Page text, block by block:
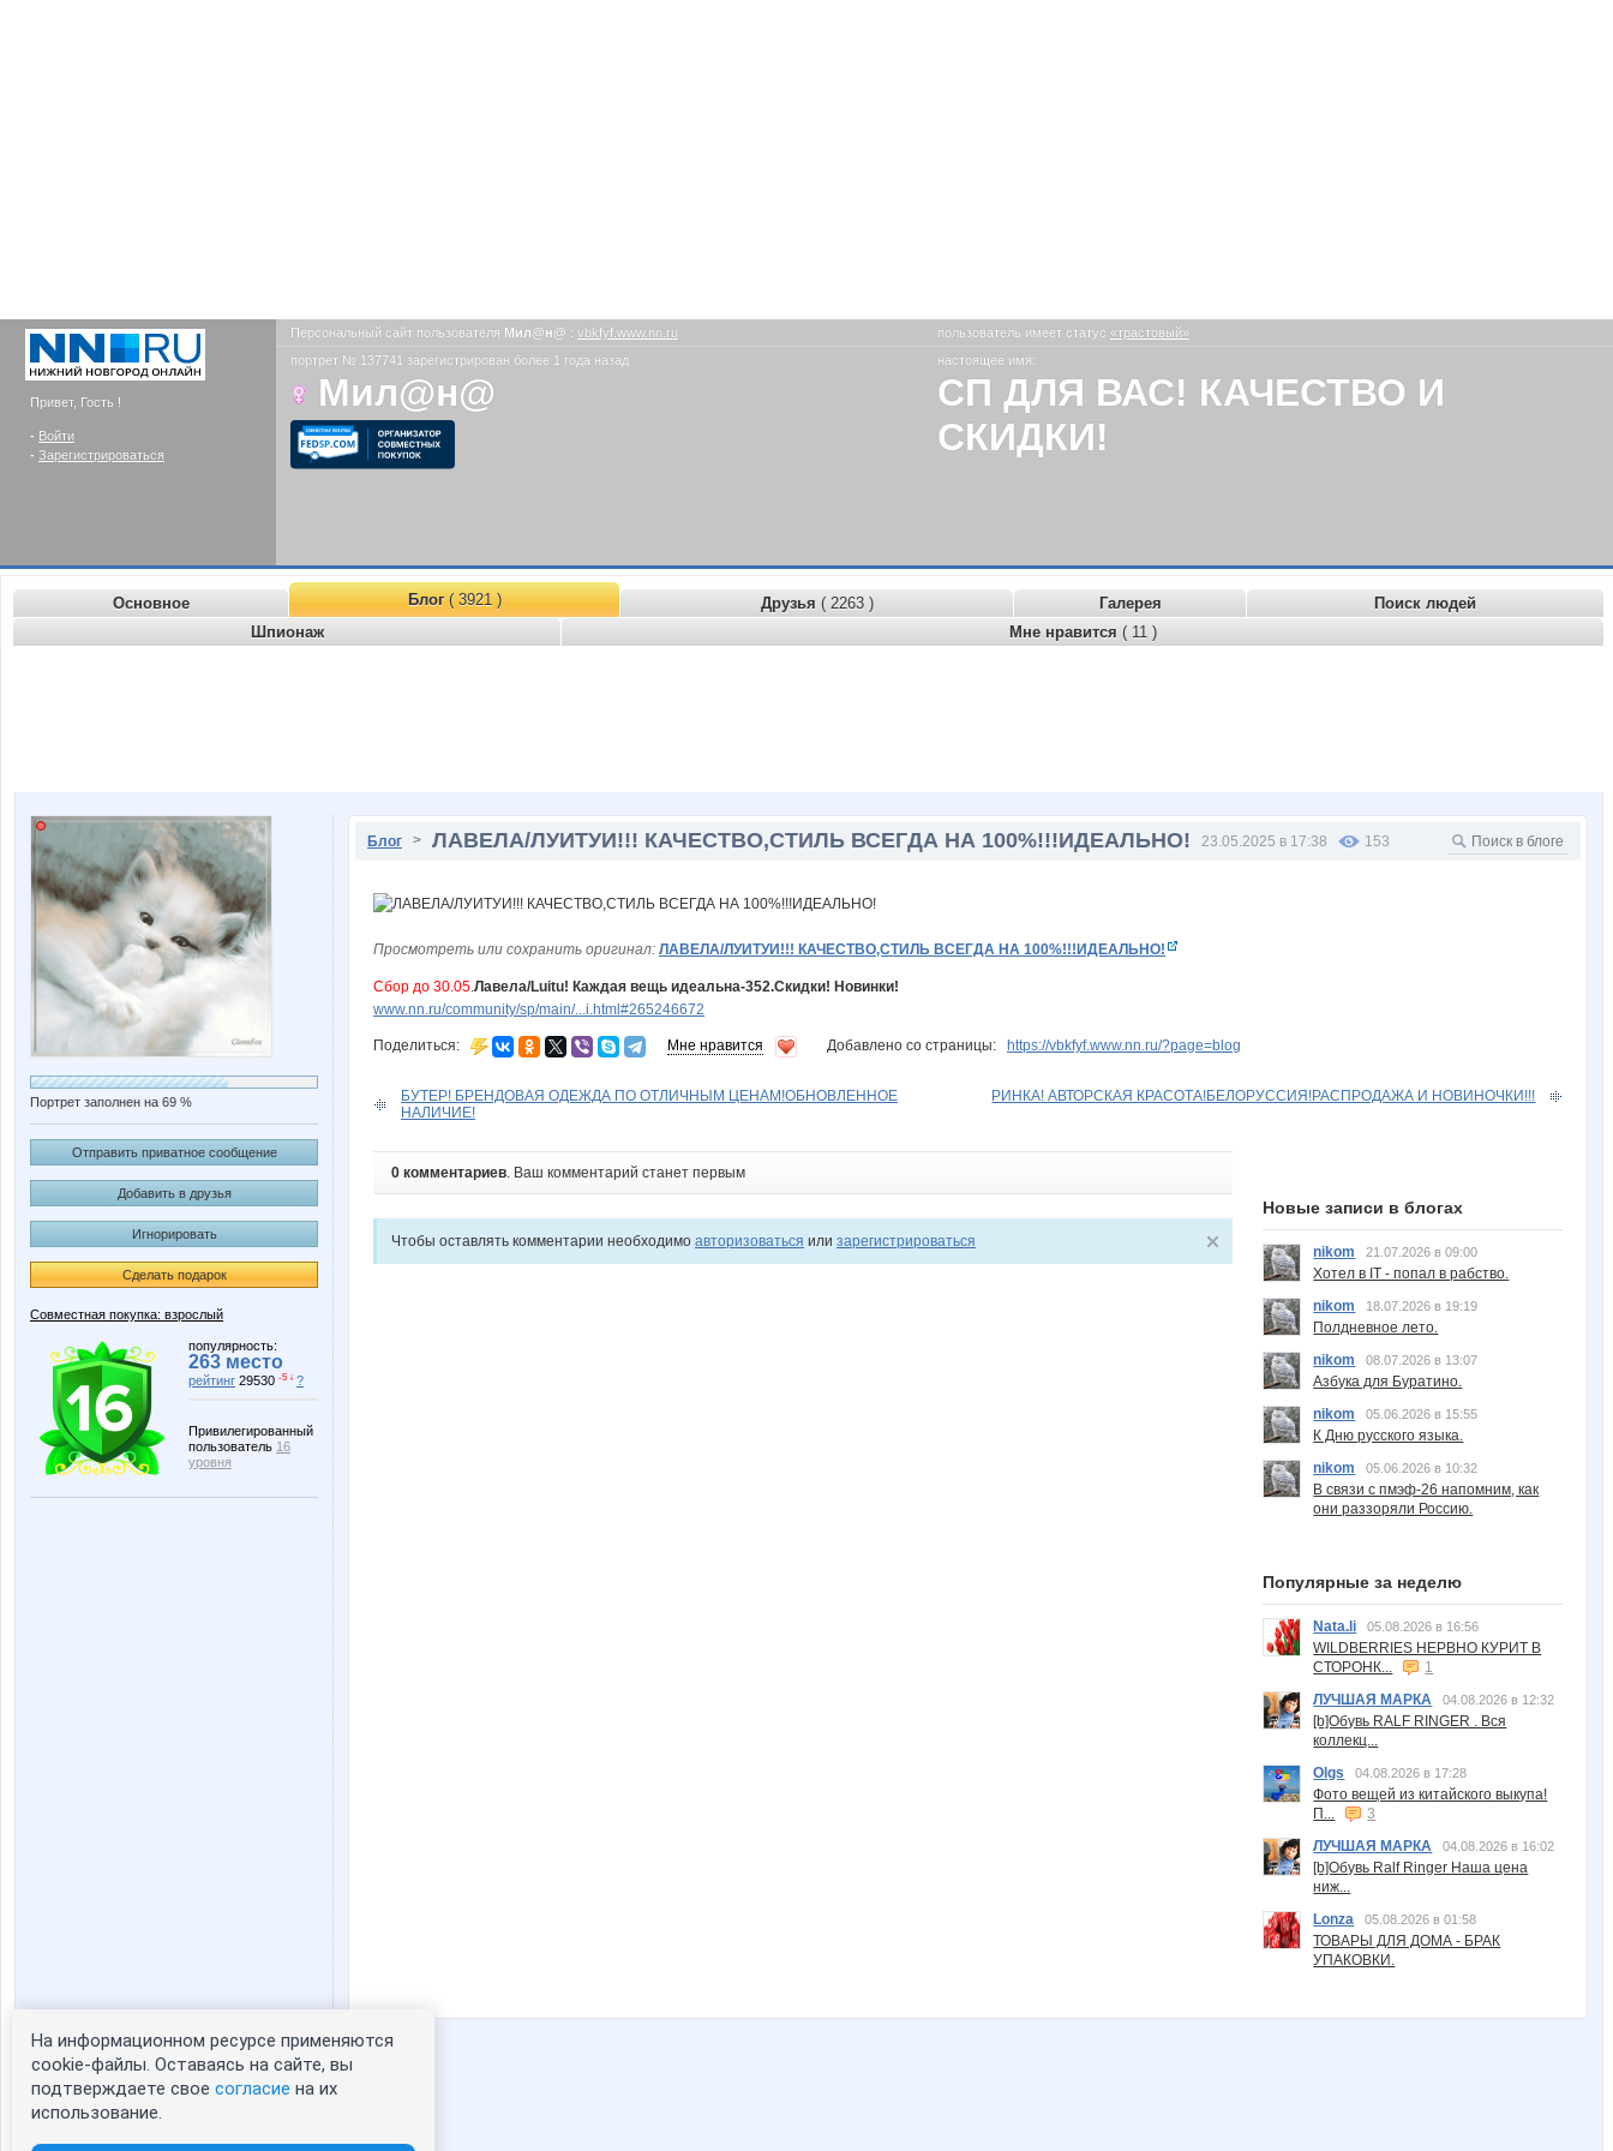
Привет, Гость !
- Войти
- Зарегистрироваться
Персональный сайт пользователя Мил@н@ : vbkfyf.www.nn.ru пользователь имеет статус «трастовый»
портрет № 137741 зарегистрирован более 1 года назад
Мил@н@
настоящее имя:
СП ДЛЯ ВАС! КАЧЕСТВО И
СКИДКИ!
Основное Блог( 3921 ) Друзья ( 2263 ) Галерея
Поиск людей
Шпионаж
Мне нравится ( 11 )
Портрет заполнен на 69 %
Отправить приватное сообщение
Добавить в друзья
Игнорировать
Сделать подарок
Совместная покупка: взрослый
популярность:
263 место
рейтинг 29530 -5 ↓ ?
Привилегированный
пользователь 16
уровня
Статистика портрета:
сейчас просматривают портрет - 0
зарегистрированные пользователи
Блог > ЛАВЕЛА/ЛУИТУИ!!! КАЧЕСТВО,СТИЛЬ ВСЕГДА НА 100%!!!ИДЕАЛЬНО! 23.05.2025 в 17:38 153
Просмотреть или сохранить оригинал: ЛАВЕЛА/ЛУИТУИ!!! КАЧЕСТВО,СТИЛЬ ВСЕГДА НА 100%!!!ИДЕАЛЬНО!
Сбор до 30.05.Лавела/Luitu! Каждая вещь идеальна-352.Скидки! Новинки!
www.nn.ru/community/sp/main/...i.html#265246672
Поделиться: Мне нравится Добавлено со страницы: https://vbkfyf.www.nn.ru/?page=blog
БУТЕР! БРЕНДОВАЯ ОДЕЖДА ПО ОТЛИЧНЫМ ЦЕНАМ!ОБНОВЛЕННОЕ
НАЛИЧИЕ!
РИНКА! АВТОРСКАЯ КРАСОТА!БЕЛОРУССИЯ!РАСПРОДАЖА И НОВИНОЧКИ!!!
0 комментариев. Ваш комментарий станет первым
Чтобы оставлять комментарии необходимо авторизоваться или зарегистрироваться
Новые записи в блогах
nikom 21.07.2026 в 09:00
Хотел в IT - попал в рабство.
nikom
18.07.2026 в 19:19
Полдневное лето.
nikom
08.07.2026 в 13:07
Азбука для Буратино.
nikom
05.06.2026 в 15:55
К Дню русского языка.
nikom
05.06.2026 в 10:32
В связи с пмэф-26 напомним, как
они раззоряли Россию.
Популярные за неделю
Nata.li 05.08.2026 в 16:56
WILDBERRIES НЕРВНО КУРИТ В
СТОРОНК...
1
ЛУЧШАЯ МАРКА
04.08.2026 в 12:32
[b]Обувь RALF RINGER . Вся
коллекц...
Olgs
04.08.2026 в 17:28
Фото вещей из китайского выкупа!
П...
3
ЛУЧШАЯ МАРКА
04.08.2026 в 16:02
[b]Обувь Ralf Ringer Наша цена
ниж...
Lonza
05.08.2026 в 01:58
ТОВАРЫ ДЛЯ ДОМА - БРАК
УПАКОВКИ.
На информационном ресурсе применяются
cookie-файлы. Оставаясь на сайте, вы
подтверждаете свое согласие на их
использование.